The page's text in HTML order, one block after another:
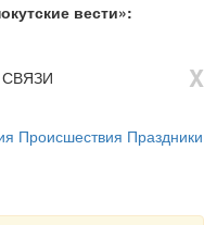
вести»:
X
Происшествия Праздники